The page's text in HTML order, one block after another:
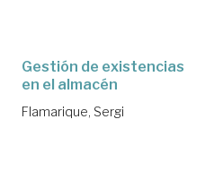
Gestión de existencias
en el almacén
Flamarique, Sergi